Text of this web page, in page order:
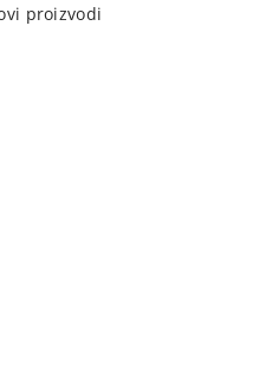
proizvodi